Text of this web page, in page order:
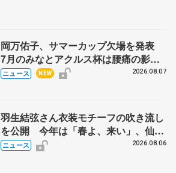
岡万佑子、サマーカップ欠場を発表
7月のみなとアクルス杯は腰痛の影響
で
ニュース NEW 2026.08.07
羽生結弦さん衣装モチーフの吹き流し
を公開 今年は「春よ、来い」、仙台
の瑞鳳殿
ニュース 2026.08.06